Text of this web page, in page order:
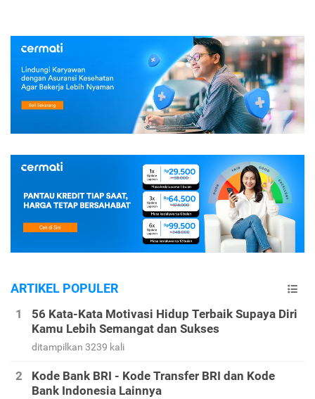
ARTIKEL POPULER
56 Kata-Kata Motivasi Hidup Terbaik Supaya Diri
Kamu Lebih Semangat dan Sukses
ditampilkan 3239 kali
Kode Bank BRI - Kode Transfer BRI dan Kode
Bank Indonesia Lainnya